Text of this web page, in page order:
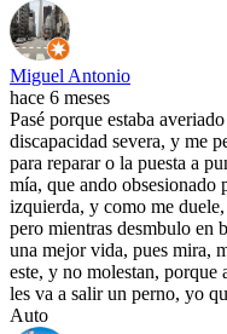
Miguel Antonio
hace 6 meses
Pasé porque estaba
discapacidad severa, y me
para reparar o la puesta a
mía, que ando obsesionado
izquierda, y como me
pero mientras desmbulo en
una mejor vida, pues mira,
este, y no molestan, porque
les va a salir un perno, yo
Auto